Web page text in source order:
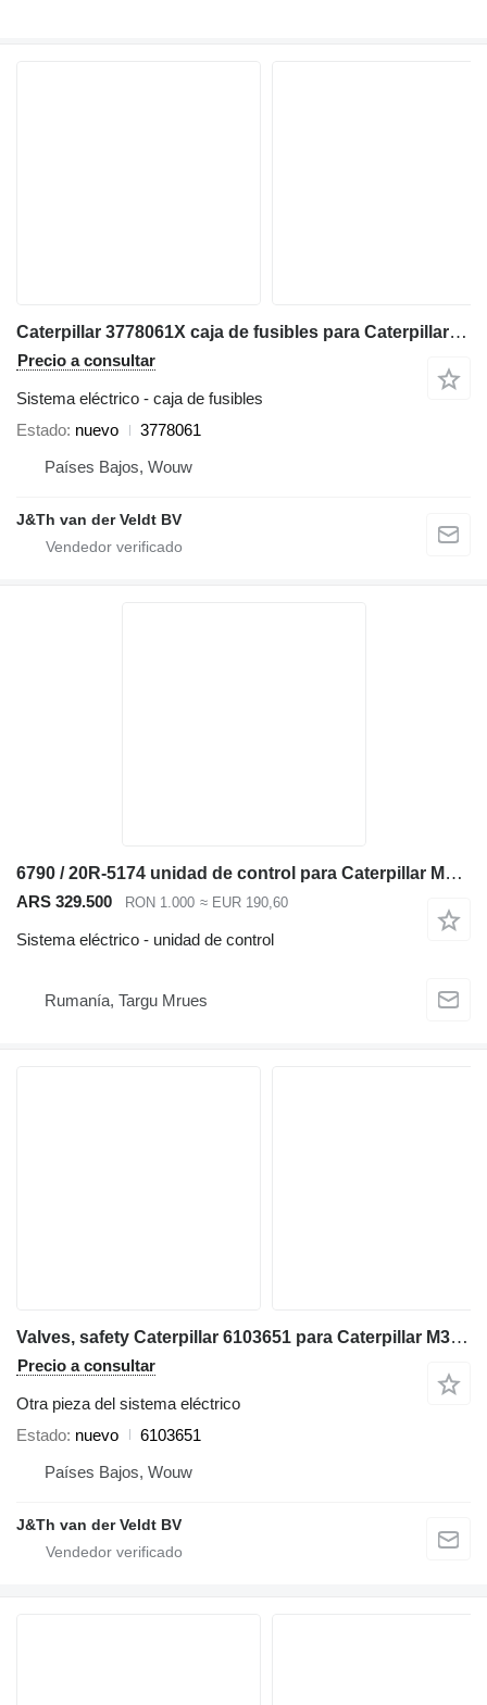
Caterpillar 3778061X caja de fusibles para Caterpillar 320E 312E 323E 324E 316E 336E 329E 349E 320F 330F 340F 390F 312F 352F 313F 323F 374F 325F 335F 316F 326F 336F 318F 329F 349F M320F M322F M323F M315F M316F M317F M318F MH3022 MH3024 MH3026 MH3295 excavadora
Precio a consultar
Sistema eléctrico - caja de fusibles
Estado nuevo
3778061
Países Bajos, Wouw
J&Th van der Veldt BV
6790 / 20R-5174 unidad de control para Caterpillar M313D M315D M315D2 M316D Exca excavadora
ARS 329.500 RON 1.000 ≈ EUR 190,60
Sistema eléctrico - unidad de control
Rumanía, Targu Mrues
Valves, safety Caterpillar 6103651 para Caterpillar M323F excavadora
Precio a consultar
Otra pieza del sistema eléctrico
Estado nuevo
6103651
Países Bajos, Wouw
J&Th van der Veldt BV